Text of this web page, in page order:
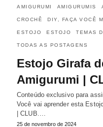
AMIGURUMI AMIGURUMIS
CROCHÊ DIY, FAÇA VOCÊ
ESTOJO ESTOJO TEMAS
TODAS AS POSTAGENS
Estojo Girafa
Amigurumi |
Conteúdo exclusivo para
Você vai aprender esta
| CLUB.…
25 de novembro de 2024